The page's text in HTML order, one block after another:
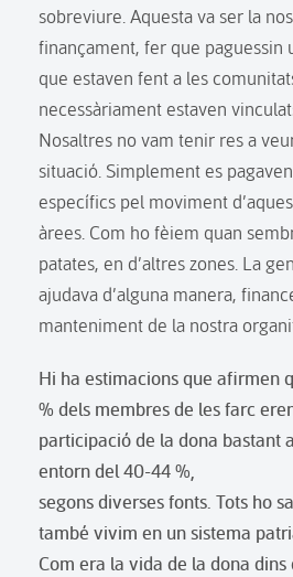
sobreviure. Aquesta va ser la
finançament, fer que paguessin
que estaven fent a les
necessàriament estaven
Nosaltres no vam tenir res a
situació. Simplement es
específics pel moviment
àrees. Com ho fèiem quan
patates, en d’altres zones. La
ajudava d’alguna manera,
manteniment de la nostra
Hi ha estimacions que afirmen
% dels membres de les farc
participació de la dona bastant
entorn del 40-44 %,
segons diverses fonts. Tots ho
també vivim en un sistema
Com era la vida de la dona